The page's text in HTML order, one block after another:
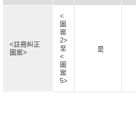
<註冊糾正
圖案>
<
圖
案
2>
至
<
圖
案
5>
是